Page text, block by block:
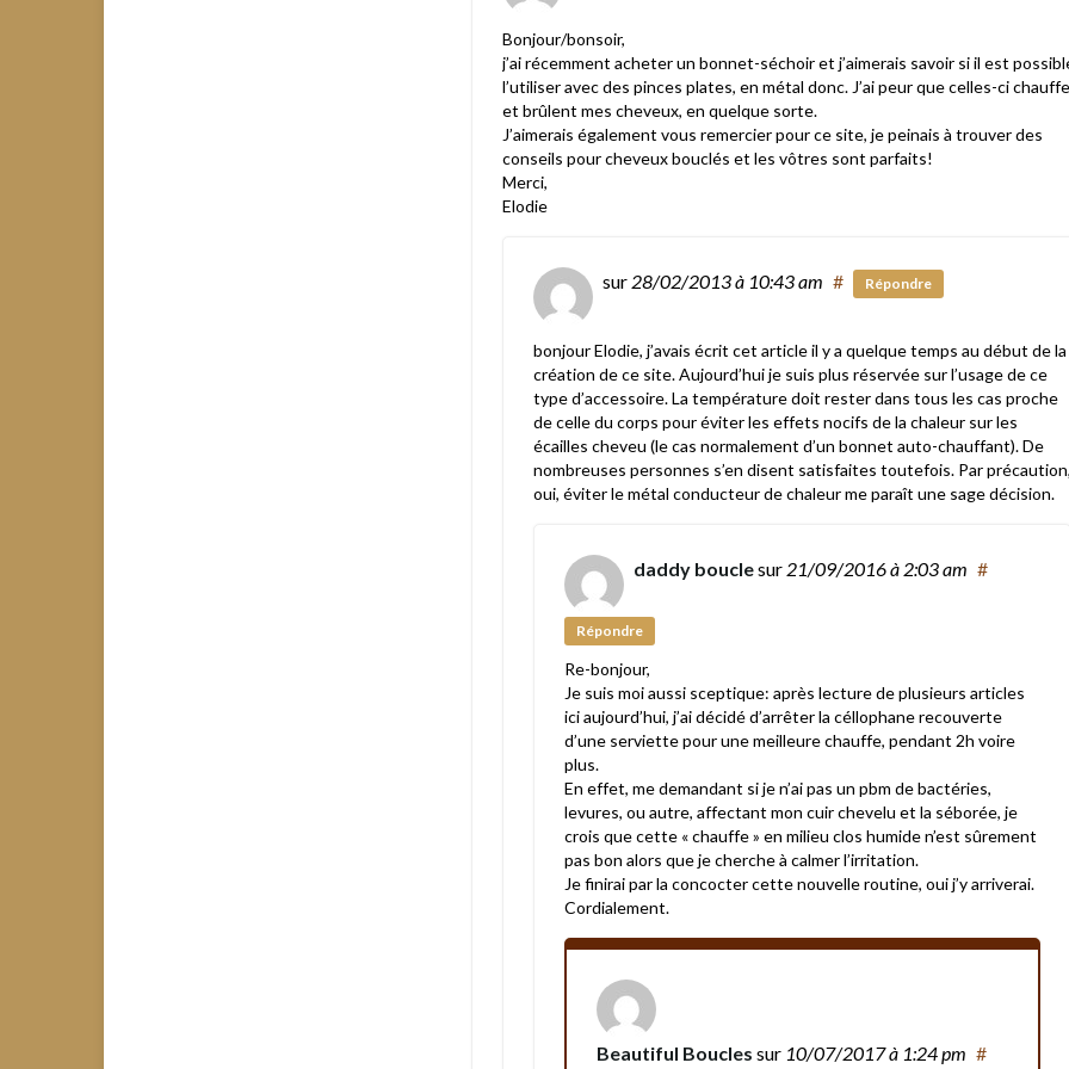
Bonjour/bonsoir,
j’ai récemment acheter un bonnet-séchoir et j’aimerais savoir si il est
l’utiliser avec des pinces plates, en métal donc. J’ai peur que celles-ci
et brûlent mes cheveux, en quelque sorte.
J’aimerais également vous remercier pour ce site, je peinais à trouver des
conseils pour cheveux bouclés et les vôtres sont parfaits!
Merci,
Elodie
sur 28/02/2013à 10:43 am # Répondre
bonjour Elodie, j’avais écrit cet article il y a quelque temps au début de la
création de ce site. Aujourd’hui je suis plus réservée sur l’usage de ce
type d’accessoire. La température doit rester dans tous les cas proche
de celle du corps pour éviter les effets nocifs de la chaleur sur les
écailles cheveu (le cas normalement d’un bonnet auto-chauffant). De
nombreuses personnes s’en disent satisfaites toutefois. Par précaution,
oui, éviter le métal conducteur de chaleur me paraît une sage décision.
daddy bouclesur 21/09/2016à 2:03 am #
Répondre
Re-bonjour,
Je suis moi aussi sceptique: après lecture de plusieurs articles
ici aujourd’hui, j’ai décidé d’arrêter la céllophane recouverte
d’une serviette pour une meilleure chauffe, pendant 2h voire
plus.
En effet, me demandant si je n’ai pas un pbm de bactéries,
levures, ou autre, affectant mon cuir chevelu et la séborée, je
crois que cette « chauffe » en milieu clos humide n’est sûrement
pas bon alors que je cherche à calmer l’irritation.
Je finirai par la concocter cette nouvelle routine, oui j’y arriverai.
Cordialement.
Beautiful Boucles sur 10/07/2017à 1:24 pm #